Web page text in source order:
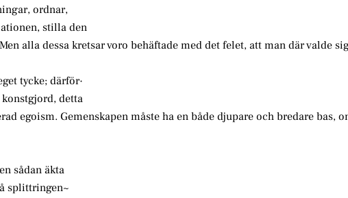
ordnar,
stilla den
alla dessa kretsar voro behäftade med det felet, att man där valde
tycke; därför·
detta
egoism. Gemenskapen måste ha en både djupare och bredare bas,
sådan äkta
splittringen~